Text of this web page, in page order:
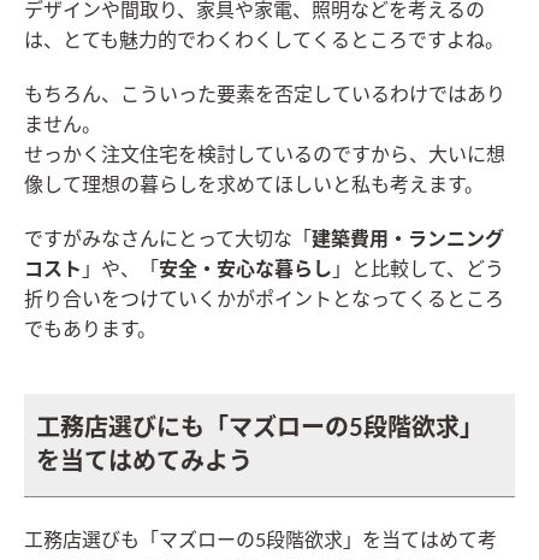
デザインや間取り、家具や家電、照明などを考えるの
は、とても魅力的でわくわくしてくるところですよね。
もちろん、こういった要素を否定しているわけではあり
ません。
せっかく注文住宅を検討しているのですから、大いに想
像して理想の暮らしを求めてほしいと私も考えます。
ですがみなさんにとって大切な「 建築費用・ランニング
コスト 」や、「 安全・安心な暮らし 」と比較して、どう
折り合いをつけていくかがポイントとなってくるところ
でもあります。
工務店選びにも「マズローの5段階欲求」
を当てはめてみよう
工務店選びも「マズローの5段階欲求」を当てはめて考